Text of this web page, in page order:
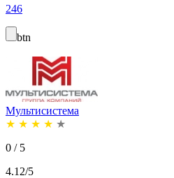
246
btn
Мультисистема
★ ★ ★ ★ ★
0 / 5
4.12/5